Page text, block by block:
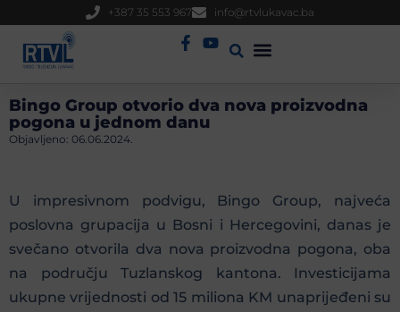
+387 35 553 967 info@rtvlukavac.ba
Bingo Group otvorio dva nova proizvodna
pogona u jednom danu
Objavljeno: 06.06.2024.
U impresivnom podvigu, Bingo Group, najveća
poslovna grupacija u Bosni i Hercegovini, danas je
svečano otvorila dva nova proizvodna pogona, oba
na području Tuzlanskog kantona. Investicijama
ukupne vrijednosti od 15 miliona KM unaprijeđeni su